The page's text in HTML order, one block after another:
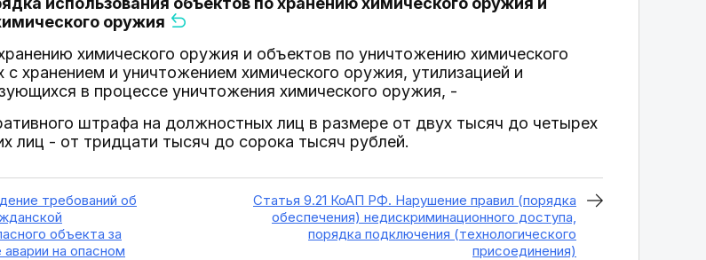
оружия
химического оружия и объектов по уничтожению химического
с хранением и уничтожением химического оружия, утилизацией и
в процессе уничтожения химического оружия, -
штрафа на должностных лиц в размере от двух тысяч до четырех
лиц - от тридцати тысяч до сорока тысяч рублей.
требований об
объекта за
аварии на опасном
Статья 9.21 КоАП РФ. Нарушение правил (порядка
обеспечения) недискриминационного доступа,
порядка подключения (технологического
присоединения)